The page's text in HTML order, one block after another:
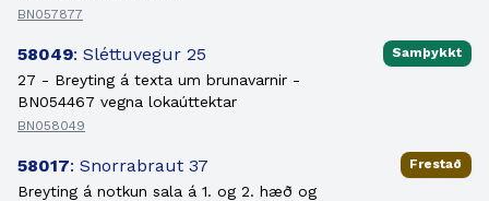
BN057877
58049: Sléttuvegur 25
27 - Breyting á texta um brunavarnir -
BN054467 vegna lokaúttektar
BN058049
Samþykkt
58017: Snorrabraut 37
Breyting á notkun sala á 1. og 2. hæð og
Frestað